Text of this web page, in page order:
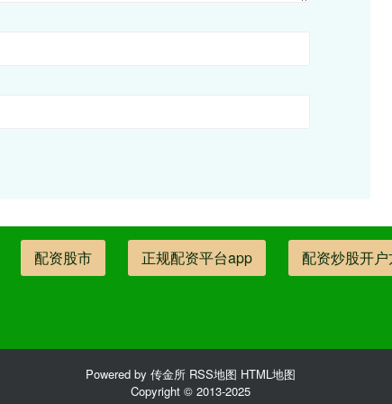
配资股市 正规配资平台app 配资炒股开
Powered by 传金所 RSS地图 HTML地图
Copyright © 2013-2025